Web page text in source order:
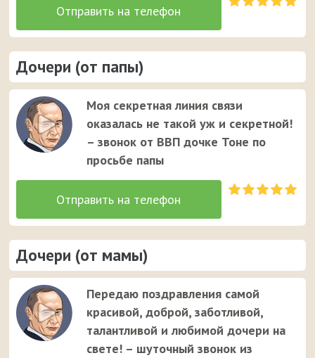
Дочери (от папы)
Моя секретная линия связи
оказалась не такой уж и секретной!
– звонок от ВВП дочке Тоне по
просьбе папы
Дочери (от мамы)
Передаю поздравления самой
красивой, доброй, заботливой,
талантливой и любимой дочери на
свете! – шуточный звонок из